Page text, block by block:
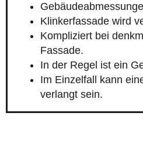
Klinkerfassade wird
Kompliziert bei
Fassade.
In der Regel ist ein
Im Einzelfall kann
verlangt sein.